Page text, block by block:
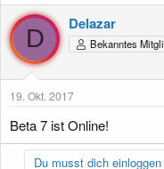
D
Delazar
Bekanntes
19. Okt. 2017
Beta 7 ist Online!
Du musst dich